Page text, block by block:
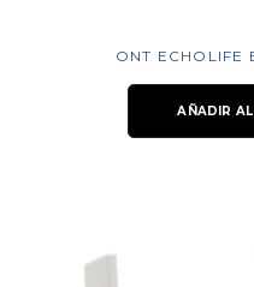
ONT ECHOLIFE
AÑADIR